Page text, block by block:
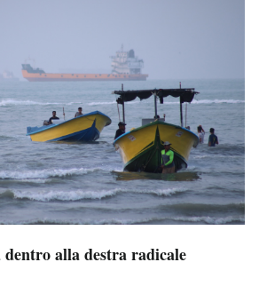
dentro alla destra radicale